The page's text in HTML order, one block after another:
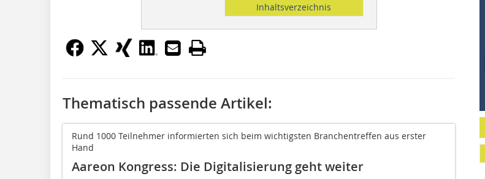
Inhaltsverzeichnis
Thematisch passende Artikel:
Rund 1000 Teilnehmer informierten sich beim wichtigsten Branchentreffen aus erster
Hand
Aareon Kongress: Die Digitalisierung geht weiter